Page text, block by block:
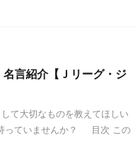
名言紹介【Ｊリーグ・ジ
て大切なものを教えてほしい
っていませんか？ 目次 この